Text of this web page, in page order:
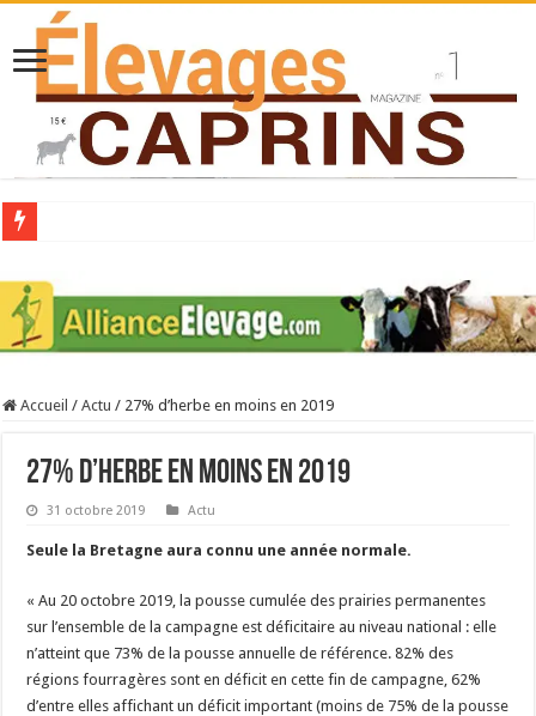
Stress thermique : quelles solutions concrètes pour protéger son troupeau ?
40 ans du Space : une présentation caprine quotidienne
La collecte de lait de chèvre confirme son rebond
Accueil / Actu / 27% d’herbe en moins en 2019
27% d’herbe en moins en 2019
31 octobre 2019 Actu
Seule la Bretagne aura connu une année normale.
« Au 20 octobre 2019, la pousse cumulée des prairies permanentes
sur l’ensemble de la campagne est déficitaire au niveau national : elle
n’atteint que 73% de la pousse annuelle de référence. 82% des
régions fourragères sont en déficit en cette fin de campagne, 62%
d’entre elles affichant un déficit important (moins de 75% de la pousse